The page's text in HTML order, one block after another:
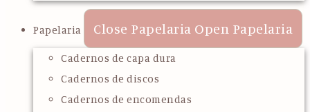
Papelaria Close Papelaria Open Papelaria
Cadernos de capa dura
Cadernos de discos
Cadernos de encomendas